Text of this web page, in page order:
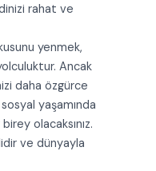
rahat ve
yenmek,
Ancak
daha özgürce
yaşamında
olacaksınız.
ve dünyayla